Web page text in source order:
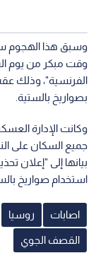
وسبق هذا الهجوم
وقت مبكر من يوم
الفرنسية"، وذلك
بصواريخ بالستية.
وكانت الإدارة
جميع السكان على
بيانها إلى "إعلان
استخدام صواريخ
اصابات روسيا
القصف الجوي